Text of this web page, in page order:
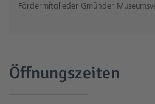
Fördermitglieder Gmünder
Öffnungszeiten